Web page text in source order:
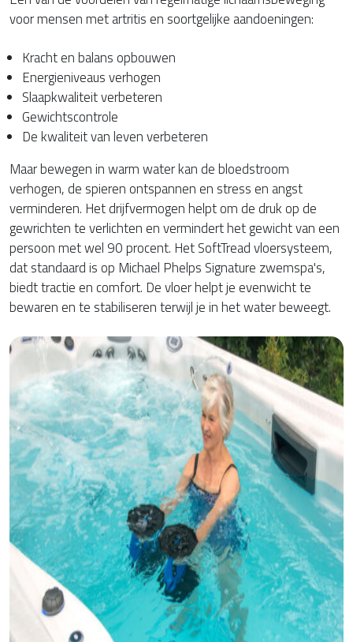
voor mensen met artritis en soortgelijke aandoeningen:
Kracht en balans opbouwen
Energieniveaus verhogen
Slaapkwaliteit verbeteren
Gewichtscontrole
De kwaliteit van leven verbeteren
Maar bewegen in warm water kan de bloedstroom
verhogen, de spieren ontspannen en stress en angst
verminderen. Het drijfvermogen helpt om de druk op de
gewrichten te verlichten en vermindert het gewicht van een
persoon met wel 90 procent. Het SoftTread vloersysteem,
dat standaard is op Michael Phelps Signature zwemspa's,
biedt tractie en comfort. De vloer helpt je evenwicht te
bewaren en te stabiliseren terwijl je in het water beweegt.